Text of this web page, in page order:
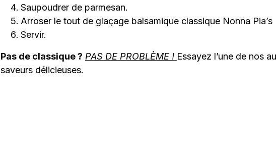
Saupoudrer de parmesan.
Arroser le tout de glaçage balsamique classique Nonna Pia’s
Servir.
Pas de classique ? PAS DE PROBLÈME ! Essayez l’une de nos
saveurs délicieuses.